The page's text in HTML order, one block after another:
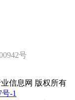
号
业信息网 版权所有
-1